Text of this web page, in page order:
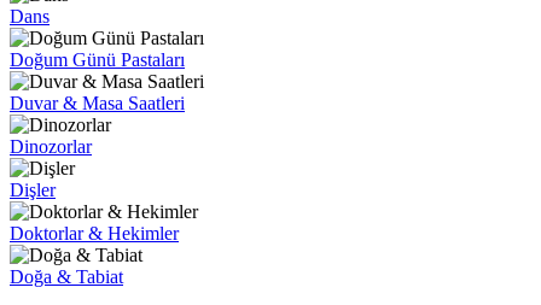
Dans
Doğum Günü Pastaları
Duvar & Masa Saatleri
Dinozorlar
Dişler
Doktorlar & Hekimler
Doğa & Tabiat